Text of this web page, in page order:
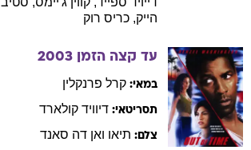
הייק, כריס רוק
עד קצה הזמן 2003
במאי: קרל פרנקלין
תסריטאי: דיוויד קולארד
צלם: תיאו ואן דה סאנד